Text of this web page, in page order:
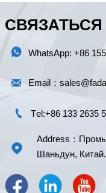
 WhatsApp: +86
 Email：
 Тel:+86 133 2635

Address：
Шаньдун, Китай.